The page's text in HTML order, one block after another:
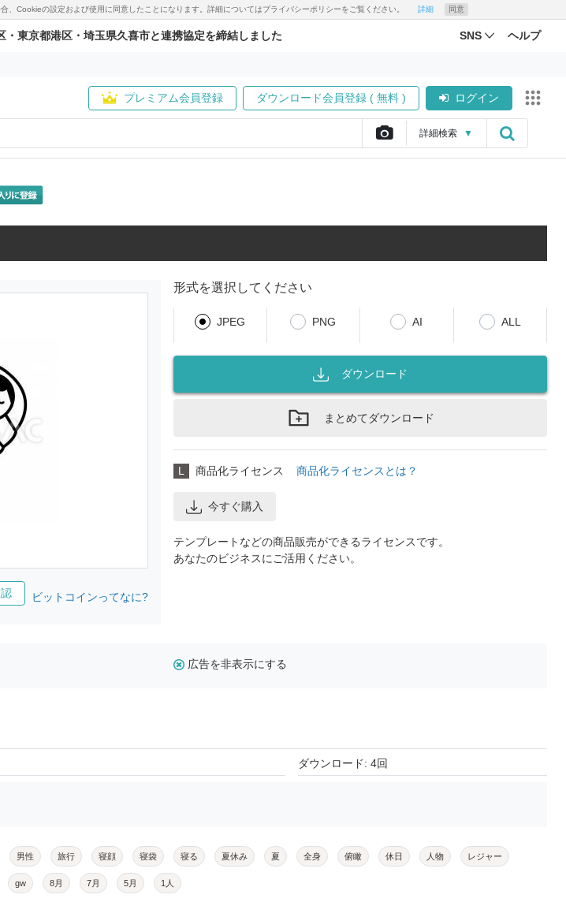
Cookieの設定および使用に同意したことになります。詳細についてはプライバシーポリシーをご覧ください。 詳細 同意
東京都港区・埼玉県久喜市と連携協定を締結しました SNS ヘルプ
プレミアム会員登録 ダウンロード会員登録 ( 無料 ) ログイン
詳細検索 ▼
ビットコインってなに?
形式を選択してください
JPEG PNG AI ALL
ダウンロード
まとめてダウンロード
L 商品化ライセンス 商品化ライセンスとは？
今すぐ購入
テンプレートなどの商品販売ができるライセンスです。
あなたのビジネスにご活用ください。
広告を非表示にする
ダウンロード: 4回
男性 旅行 寝顔 寝袋 寝る 夏休み 夏 全身 俯瞰 休日 人物 レジャー
gw 8月 7月 5月 1人